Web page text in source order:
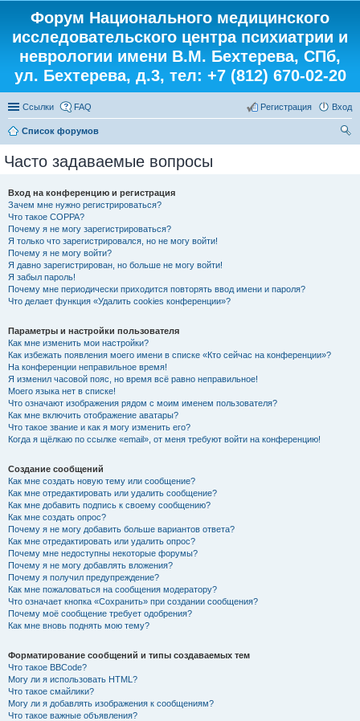
Форум Национального медицинского
исследовательского центра психиатрии и
неврологии имени В.М. Бехтерева, СПб,
ул. Бехтерева, д.3, тел: +7 (812) 670-02-20
Ссылки FAQ Вход
Регистрация
Список форумов
Часто задаваемые вопросы
Вход на конференцию и регистрация
Зачем мне нужно регистрироваться?
Что такое COPPA?
Почему я не могу зарегистрироваться?
Я только что зарегистрировался, но не могу войти!
Почему я не могу войти?
Я давно зарегистрирован, но больше не могу войти!
Я забыл пароль!
Почему мне периодически приходится повторять ввод имени и пароля?
Что делает функция «Удалить cookies конференции»?
Параметры и настройки пользователя
Как мне изменить мои настройки?
Как избежать появления моего имени в списке «Кто сейчас на конференции»?
На конференции неправильное время!
Я изменил часовой пояс, но время всё равно неправильное!
Моего языка нет в списке!
Что означают изображения рядом с моим именем пользователя?
Как мне включить отображение аватары?
Что такое звание и как я могу изменить его?
Когда я щёлкаю по ссылке «email», от меня требуют войти на конференцию!
Создание сообщений
Как мне создать новую тему или сообщение?
Как мне отредактировать или удалить сообщение?
Как мне добавить подпись к своему сообщению?
Как мне создать опрос?
Почему я не могу добавить больше вариантов ответа?
Как мне отредактировать или удалить опрос?
Почему мне недоступны некоторые форумы?
Почему я не могу добавлять вложения?
Почему я получил предупреждение?
Как мне пожаловаться на сообщения модератору?
Что означает кнопка «Сохранить» при создании сообщения?
Почему моё сообщение требует одобрения?
Как мне вновь поднять мою тему?
Форматирование сообщений и типы создаваемых тем
Что такое BBCode?
Могу ли я использовать HTML?
Что такое смайлики?
Могу ли я добавлять изображения к сообщениям?
Что такое важные объявления?